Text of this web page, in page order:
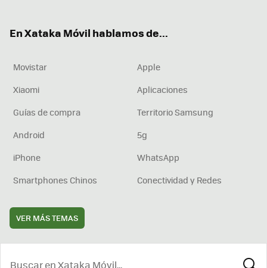
En Xataka Móvil hablamos de...
Movistar
Apple
Xiaomi
Aplicaciones
Guías de compra
Territorio Samsung
Android
5g
iPhone
WhatsApp
Smartphones Chinos
Conectividad y Redes
VER MÁS TEMAS